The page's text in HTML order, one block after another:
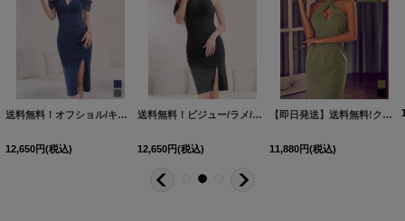
送料無料！オフショル/キャミソール/チュール/ラメ/ストレッチ/ギャザー/タイト/スリット/ミディアムドレス/キャバドレス【XS-Mサイズ/2カラー】[OF01]【SB】dzqgFV【予約商品/8月中旬発送予定】
12,650円(税込)
送料無料！ビジュー/ラメ/ストレッチ/ワンショル/チュール袖/サイドスリット/谷間見せ/ミディアムドレス/キャバドレス【XS-Mサイズ/2カラー】[OF01]【SB】dzjsFV【予約商品/8月中旬発送予定】
12,650円(税込)
【即日発送】送料無料!クロスホルターネックラメタイトミディアムドレス/キャバドレス【XS-Mサイズ/2カラー】[OF03]【YN】dzmvFV
11,880円(税込)